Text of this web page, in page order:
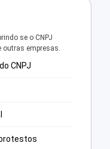
se o CNPJ
outras empresas.
CNPJ